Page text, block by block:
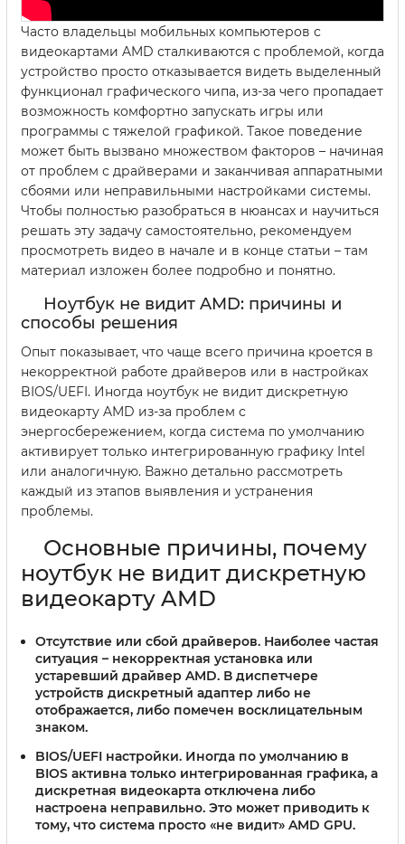
Часто владельцы мобильных компьютеров с
видеокартами AMD сталкиваются с проблемой, когда
устройство просто отказывается видеть выделенный
функционал графического чипа, из-за чего пропадает
возможность комфортно запускать игры или
программы с тяжелой графикой. Такое поведение
может быть вызвано множеством факторов – начиная
от проблем с драйверами и заканчивая аппаратными
сбоями или неправильными настройками системы.
Чтобы полностью разобраться в нюансах и научиться
решать эту задачу самостоятельно, рекомендуем
просмотреть видео в начале и в конце статьи – там
материал изложен более подробно и понятно.
Ноутбук не видит AMD: причины и
способы решения
Опыт показывает, что чаще всего причина кроется в
некорректной работе драйверов или в настройках
BIOS/UEFI. Иногда ноутбук не видит дискретную
видеокарту AMD из-за проблем с
энергосбережением, когда система по умолчанию
активирует только интегрированную графику Intel
или аналогичную. Важно детально рассмотреть
каждый из этапов выявления и устранения
проблемы.
Основные причины, почему
ноутбук не видит дискретную
видеокарту AMD
Отсутствие или сбой драйверов. Наиболее частая
ситуация – некорректная установка или
устаревший драйвер AMD. В диспетчере
устройств дискретный адаптер либо не
отображается, либо помечен восклицательным
знаком.
BIOS/UEFI настройки. Иногда по умолчанию в
BIOS активна только интегрированная графика, а
дискретная видеокарта отключена либо
настроена неправильно. Это может приводить к
тому, что система просто «не видит» AMD GPU.